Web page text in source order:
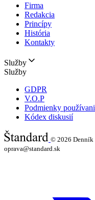
Firma
Redakcia
Princípy
História
Kontakty
Služby
Služby
GDPR
V.O.P
Podmienky
Kódex diskusií
© 2026 Denník
oprava@standard.sk